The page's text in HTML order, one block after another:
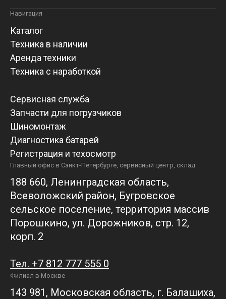
Навигация
Каталог
Техника в наличии
Аренда техники
Техника с наработкой
Сервисная служба
Запчасти для погрузчиков
Шиномонтаж
Диагностика батарей
Регистрация и техосмотр
Главный офис в Санкт-Петербурге, сервисный центр, склад
188 660, Ленинградская область,
Всеволожский район, Бугровское
сельское поселение, территория массив
Порошкино, ул. Дорожников, стр. 12,
корп. 2
Тел. +7 812 777 555 0
Филиал в Москве
143 981, Московская область, г. Балашиха,